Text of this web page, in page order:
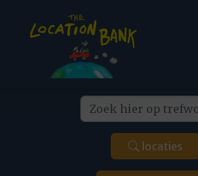
locaties